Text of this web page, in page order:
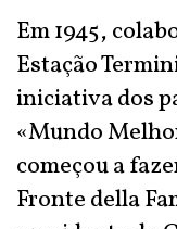
Em 1945,
Estação
iniciativa dos
«Mundo
começou a
Fronte della